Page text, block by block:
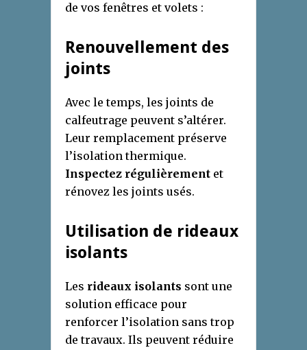
de vos fenêtres et volets :
Renouvellement des
joints
Avec le temps, les joints de
calfeutrage peuvent s’altérer.
Leur remplacement préserve
l’isolation thermique.
Inspectez régulièrement et
rénovez les joints usés.
Utilisation de rideaux
isolants
Les rideaux isolants sont une
solution efficace pour
renforcer l’isolation sans trop
de travaux. Ils peuvent réduire